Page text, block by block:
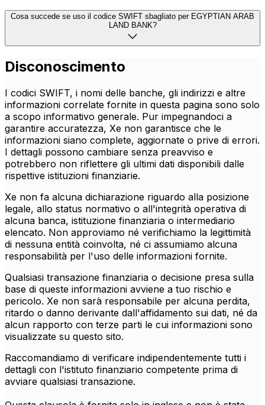
Cosa succede se uso il codice SWIFT sbagliato per EGYPTIAN ARAB
LAND BANK?
Disconoscimento
I codici SWIFT, i nomi delle banche, gli indirizzi e altre
informazioni correlate fornite in questa pagina sono solo
a scopo informativo generale. Pur impegnandoci a
garantire accuratezza, Xe non garantisce che le
informazioni siano complete, aggiornate o prive di errori.
I dettagli possono cambiare senza preavviso e
potrebbero non riflettere gli ultimi dati disponibili dalle
rispettive istituzioni finanziarie.
Xe non fa alcuna dichiarazione riguardo alla posizione
legale, allo status normativo o all'integrità operativa di
alcuna banca, istituzione finanziaria o intermediario
elencato. Non approviamo né verifichiamo la legittimità
di nessuna entità coinvolta, né ci assumiamo alcuna
responsabilità per l'uso delle informazioni fornite.
Qualsiasi transazione finanziaria o decisione presa sulla
base di queste informazioni avviene a tuo rischio e
pericolo. Xe non sarà responsabile per alcuna perdita,
ritardo o danno derivante dall'affidamento sui dati, né da
alcun rapporto con terze parti le cui informazioni sono
visualizzate su questo sito.
Raccomandiamo di verificare indipendentemente tutti i
dettagli con l'istituto finanziario competente prima di
avviare qualsiasi transazione.